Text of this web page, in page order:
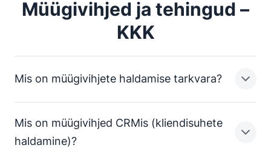
Müügivihjed ja tehingud –
KKK
Mis on müügivihjete haldamise tarkvara?
Müügivihjete haldamise tarkvara sisaldab funktsioone,
Mis on müügivihjed CRMis (kliendisuhete
haldamine)?